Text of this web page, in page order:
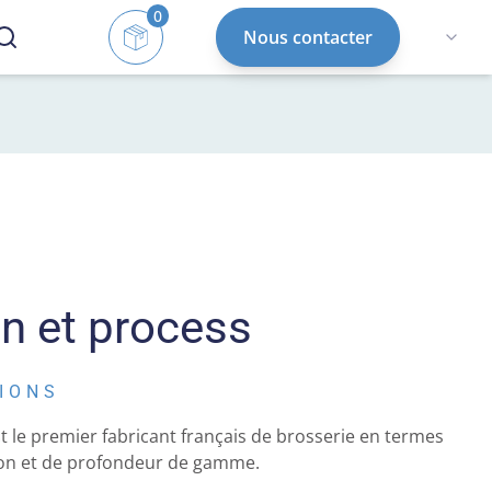
0
Nous contacter
et process
le premier fabricant français de brosserie en termes
et de profondeur de gamme.